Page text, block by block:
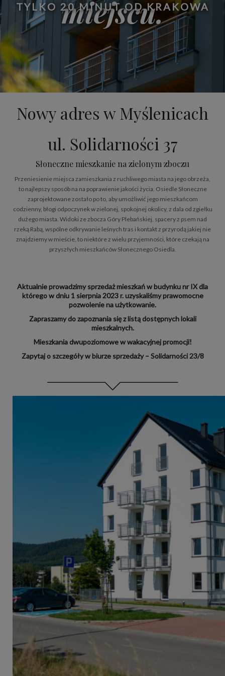
miejscu.
TYLKO 20 MINUT OD KRAKOWA
Nowy adres w Myślenicach
ul. Solidarności 37
Słoneczne mieszkanie na zielonym zboczu
Przeniesienie miejsca zamieszkania z ruchliwego miasta na jego obrzeża,
to najlepszy sposób na na poprawienie jakości życia. Osiedle Słoneczne
zaprojektowane zostało po to, aby umożliwić jego mieszkańcom
codzienny, błogi odpoczynek w zielonej, spokojnej okolicy, z dala od zgiełku
dużego miasta. Widoki ze zbocza Góry Plebańskiej, spacery z psem nad
rzeką Rabą, wspólne odkrywanie leśnych tras i kontakt z przyrodą jakiej nie
znajdziemy w mieście, to niektóre z wielu przyjemności, które czekają na
przyszłych mieszkańców Słonecznego Osiedla.
Aktualnie prowadzimy sprzedaż mieszkań w budynku nr IX dla
którego w dniu 1 sierpnia 2023 r. uzyskaliśmy prawomocne
pozwolenie na użytkowanie.
Zapraszamy do zapoznania się z listą dostępnych lokali
mieszkalnych.
Mieszkania dwupoziomowe w wakacyjnej promocji!
Zapytaj o szczegóły w biurze sprzedaży – Solidarności 23/8